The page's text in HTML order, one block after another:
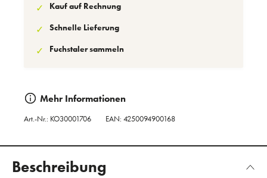
✓ Kauf auf Rechnung
✓ Schnelle Lieferung
✓ Fuchstaler sammeln
Mehr Informationen
Art.-Nr.: KO30001706 EAN: 4250094900168
Beschreibung